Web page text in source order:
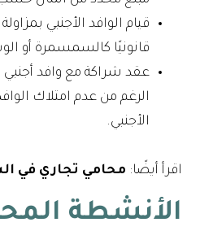
قيام الوافد الأجنبي
قانونيًا كالسمسمرة أو
عقد شراكة مع وافد
الرغم من عدم امتلاك
الأجنبي.
اقرأ أيضًا: محامي تجاري في
الأنشطة